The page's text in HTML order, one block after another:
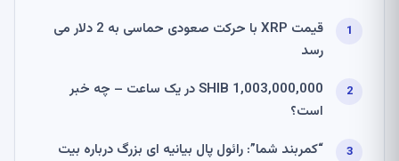
قیمت XRP با حرکت صعودی حماسی به 2 دلار می
رسد
1,003,000,000 SHIB در یک ساعت – چه خبر
است؟
“کمربند شما”: رائول پال بیانیه ای بزرگ درباره بیت